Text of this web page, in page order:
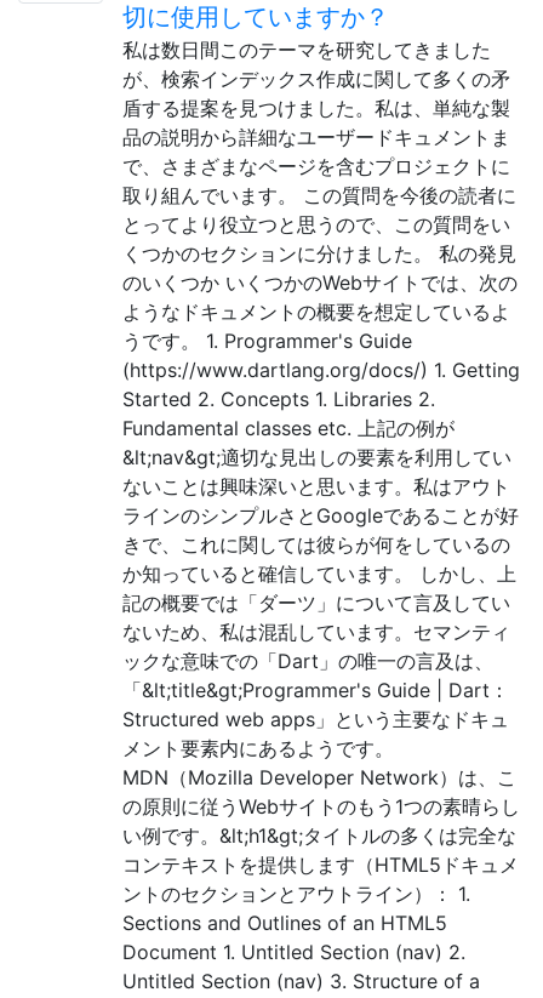
切に使用していますか？
私は数日間このテーマを研究してきました
が、検索インデックス作成に関して多くの矛
盾する提案を見つけました。私は、単純な製
品の説明から詳細なユーザードキュメントま
で、さまざまなページを含むプロジェクトに
取り組んでいます。 この質問を今後の読者に
とってより役立つと思うので、この質問をい
くつかのセクションに分けました。 私の発見
のいくつか いくつかのWebサイトでは、次の
ようなドキュメントの概要を想定しているよ
うです。 1. Programmer's Guide
(https://www.dartlang.org/docs/) 1. Getting
Started 2. Concepts 1. Libraries 2.
Fundamental classes etc. 上記の例が
&lt;nav&gt;適切な見出しの要素を利用してい
ないことは興味深いと思います。私はアウト
ラインのシンプルさとGoogleであることが好
きで、これに関しては彼らが何をしているの
か知っていると確信しています。 しかし、上
記の概要では「ダーツ」について言及してい
ないため、私は混乱しています。セマンティ
ックな意味での「Dart」の唯一の言及は、
「&lt;title&gt;Programmer's Guide | Dart：
Structured web apps」という主要なドキュ
メント要素内にあるようです。
MDN（Mozilla Developer Network）は、こ
の原則に従うWebサイトのもう1つの素晴らし
い例です。&lt;h1&gt;タイトルの多くは完全な
コンテキストを提供します（HTML5ドキュメ
ントのセクションとアウトライン）： 1.
Sections and Outlines of an HTML5
Document 1. Untitled Section (nav) 2.
Untitled Section (nav) 3. Structure of a